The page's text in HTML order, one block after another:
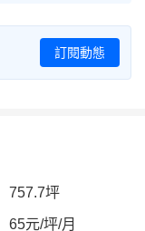
訂閱動態
757.7坪
65元/坪/月